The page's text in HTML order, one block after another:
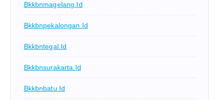
Bkkbnmagelang.id
Bkkbnpekalongan.id
Bkkbntegal.id
Bkkbnsurakarta.id
Bkkbnbatu.id